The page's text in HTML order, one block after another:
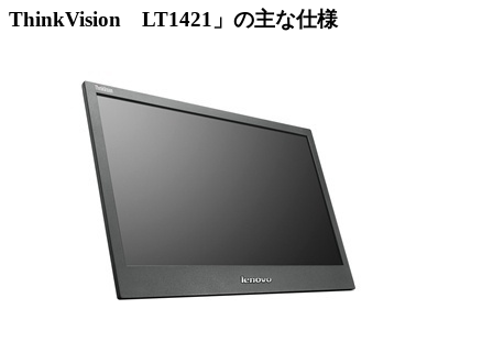
ThinkVision LT1421」の主な仕様